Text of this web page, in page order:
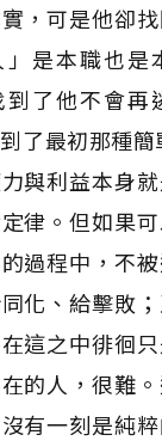
，可是他卻
」是本職也是
到了他不會再
了最初那種
與利益本身
律。但如果
過程中，不
化、給擊敗
這之中徘徊
的人，很難
有一刻是純